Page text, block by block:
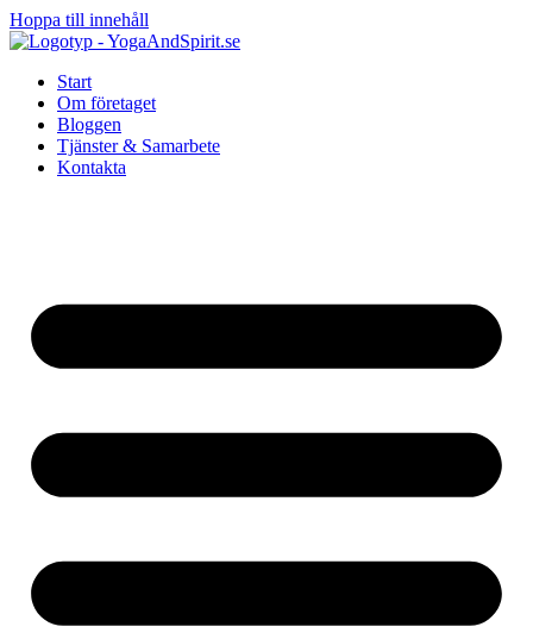
Hoppa till innehåll
Start
Om företaget
Bloggen
Tjänster & Samarbete
Kontakta